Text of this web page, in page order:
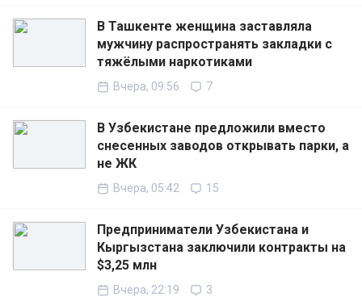
В Ташкенте женщина заставляла
мужчину распространять закладки с
тяжёлыми наркотиками
Вчера, 09:56 7
В Узбекистане предложили вместо
снесенных заводов открывать парки, а
не ЖК
Вчера, 05:42 15
Предприниматели Узбекистана и
Кыргызстана заключили контракты на
$3,25 млн
Вчера, 22:19 3